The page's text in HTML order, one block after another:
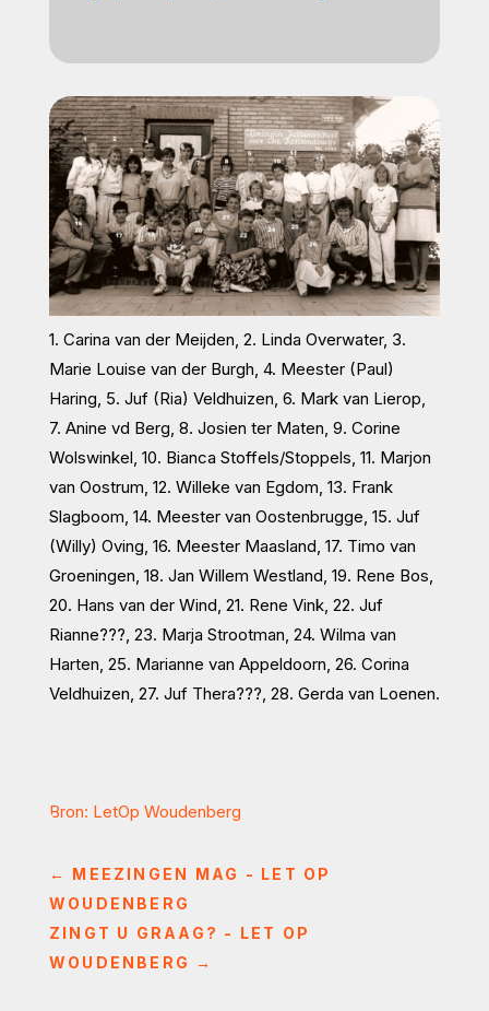
1. Carina van der Meijden, 2. Linda Overwater, 3.
Marie Louise van der Burgh, 4. Meester (Paul)
Haring, 5. Juf (Ria) Veldhuizen, 6. Mark van Lierop,
7. Anine vd Berg, 8. Josien ter Maten, 9. Corine
Wolswinkel, 10. Bianca Stoffels/Stoppels, 11. Marjon
van Oostrum, 12. Willeke van Egdom, 13. Frank
Slagboom, 14. Meester van Oostenbrugge, 15. Juf
(Willy) Oving, 16. Meester Maasland, 17. Timo van
Groeningen, 18. Jan Willem Westland, 19. Rene Bos,
20. Hans van der Wind, 21. Rene Vink, 22. Juf
Rianne???, 23. Marja Strootman, 24. Wilma van
Harten, 25. Marianne van Appeldoorn, 26. Corina
Veldhuizen, 27. Juf Thera???, 28. Gerda van Loenen.
Bron: LetOp Woudenberg
← MEEZINGEN MAG - LET OP
WOUDENBERG
ZINGT U GRAAG? - LET OP
WOUDENBERG →